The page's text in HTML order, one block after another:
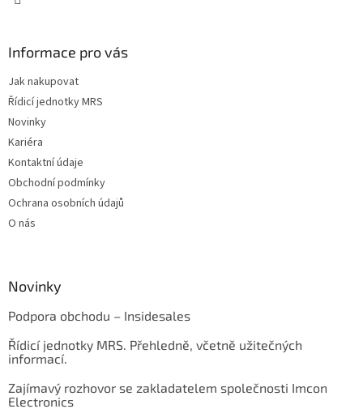
Informace pro vás
Jak nakupovat
Řídicí jednotky MRS
Novinky
Kariéra
Kontaktní údaje
Obchodní podmínky
Ochrana osobních údajů
O nás
Novinky
Podpora obchodu – Insidesales
Řídicí jednotky MRS. Přehledně, včetně užitečných
informací.
Zajímavý rozhovor se zakladatelem společnosti Imcon
Electronics